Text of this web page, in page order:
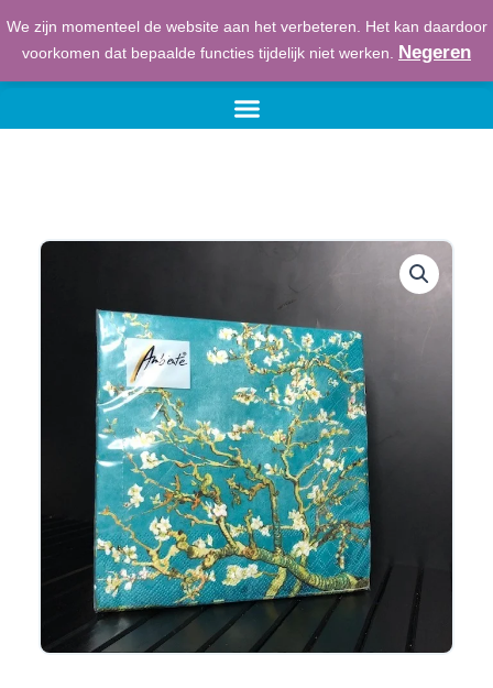
We zijn momenteel de website aan het verbeteren. Het kan daardoor
voorkomen dat bepaalde functies tijdelijk niet werken. Negeren